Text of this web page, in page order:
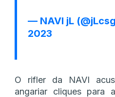
— NAVI jL
2023
O rifler da NAVI
angariar cliques para